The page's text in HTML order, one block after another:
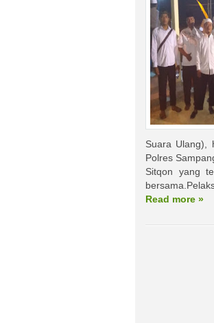
Suara Ulang),
Polres
Sitqon yang
Read more »